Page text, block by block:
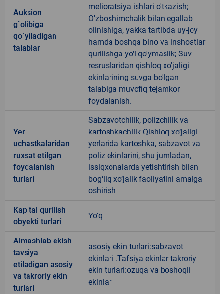
Auksion
g`olibiga
qo`yiladigan
talablar
melioratsiya ishlari o'tkazish;
O'zboshimchalik bilan egallab
olinishiga, yakka tartibda uy-joy
hamda boshqa bino va inshoatlar
qurilishga yo'l qo'ymaslik; Suv
resruslaridan qishloq xo'jaligi
ekinlarining suvga bo'lgan
talabiga muvofiq tejamkor
foydalanish.
Yer
uchastkalaridan
ruxsat etilgan
foydalanish
turlari
Sabzavotchilik, polizchilik va
kartoshkachilik Qishloq xo‘jaligi
yerlarida kartoshka, sabzavot va
poliz ekinlarini, shu jumladan,
issiqxonalarda yetishtirish bilan
bog‘liq xo‘jalik faoliyatini amalga
oshirish
Kapital qurilish
obyekti turlari
Yo'q
Almashlab ekish
tavsiya
etiladigan asosiy
va takroriy ekin
turlari
asosiy ekin turlari:sabzavot
ekinlari .Tafsiya ekinlar takroriy
ekin turlari:ozuqa va boshoqli
ekinlar